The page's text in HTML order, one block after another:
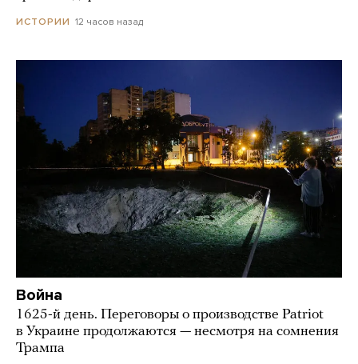
ИСТОРИИ 12 часов назад
Война
1625-й день. Переговоры о производстве Patriot
в Украине продолжаются — несмотря на сомнения
Трампа